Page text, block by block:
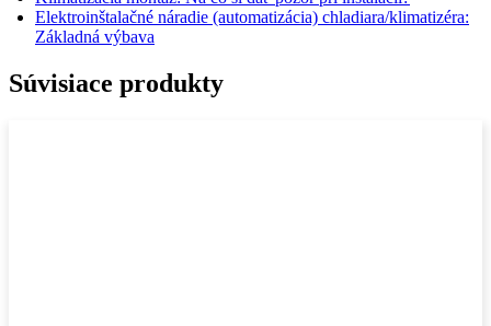
Elektroinštalačné náradie (automatizácia) chladiara/klimatizéra:
Základná výbava
Súvisiace produkty